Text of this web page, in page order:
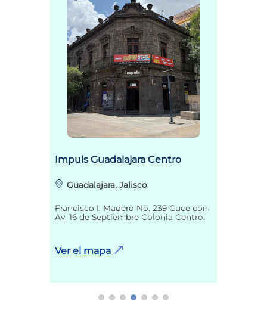
Impuls Guadalajara Centro
Guadalajara, Jalisco
Francisco I. Madero No. 239 Cuce con
Av. 16 de Septiembre Colonia Centro.
Ver el mapa